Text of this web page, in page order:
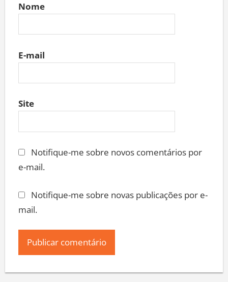
Nome
E-mail
Site
Notifique-me sobre novos comentários por
e-mail.
Notifique-me sobre novas publicações por e-
mail.